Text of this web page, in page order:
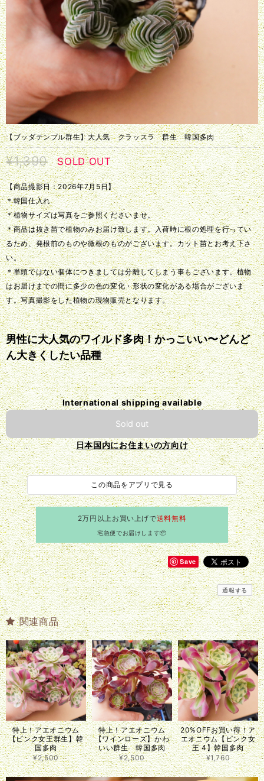
【ブッダテンプル群生】大人気 クラッスラ 群生 韓国多肉
¥1,390 SOLD OUT
【商品撮影日：2026年7月5日】
＊韓国仕入れ
＊植物サイズは写真をご参照くださいませ。
＊商品は抜き苗で植物のみお届け致します。入荷時に根の処理を行ってい
るため、発根前のものや微根のものがございます。カット苗とお考え下さ
い。
＊単頭ではない個体につきましては分離してしまう事もございます。植物
はお届けまでの間に多少の色の変化・形状の変化がある場合がございま
す。写真撮影をした植物の現物販売となります。
男性に大人気のワイルド多肉！かっこいい〜どんど
ん大きくしたい品種
International shipping available
Sold out
日本国内にお住まいの方向け
この商品をアプリで見る
2万円以上お買い上げで送料無料
宅急便でお届けします📦
Save
通報する
関連商品
特上！アエオニウム
【ピンク女王群生】韓
国多肉
¥2,500
特上！アエオニウム
【ワインローズ】かわ
いい群生 韓国多肉
¥2,500
20%OFFお買い得！ア
エオニウム【ピンク女
王 4】韓国多肉
¥1,760